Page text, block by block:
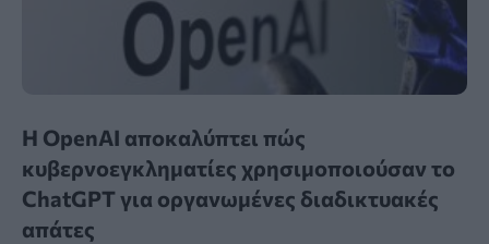
Η OpenAI αποκαλύπτει πώς
κυβερνοεγκληματίες χρησιμοποιούσαν το
ChatGPT για οργανωμένες διαδικτυακές
απάτες